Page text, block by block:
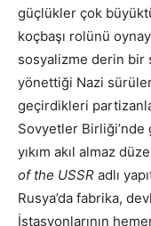
güçlükler çok
koçbaşı rolünü
sosyalizme derin bir
yönettiği Nazi
geçirdikleri
Sovyetler
yıkım akıl almaz
of the USSR adlı
Rusya’da fabrika,
İstasyonlarının